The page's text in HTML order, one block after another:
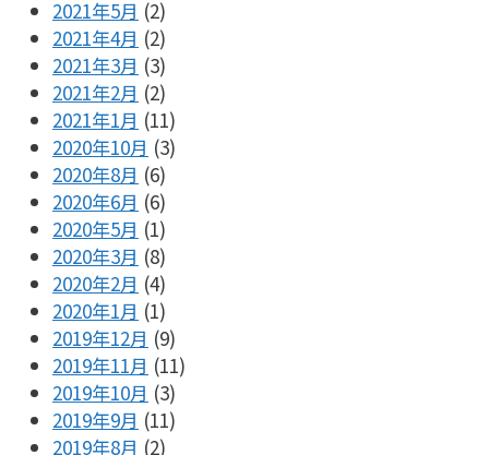
2021年5月 (2)
2021年4月 (2)
2021年3月 (3)
2021年2月 (2)
2021年1月 (11)
2020年10月 (3)
2020年8月 (6)
2020年6月 (6)
2020年5月 (1)
2020年3月 (8)
2020年2月 (4)
2020年1月 (1)
2019年12月 (9)
2019年11月 (11)
2019年10月 (3)
2019年9月 (11)
2019年8月 (2)